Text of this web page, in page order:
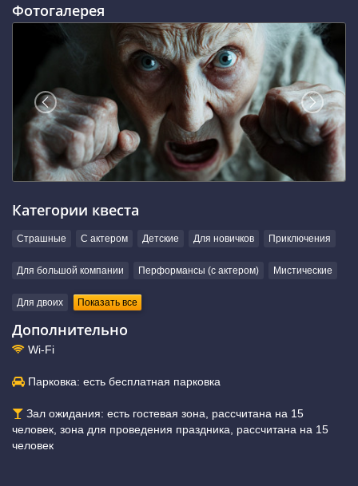
Фотогалерея
Категории квеста
Страшные С актером Детские Для новичков Приключения
Для большой компании Перформансы (с актером) Мистические
Для двоих Показать все
Дополнительно
Wi-Fi
Парковка: есть бесплатная парковка
Зал ожидания: есть гостевая зона, рассчитана на 15
человек, зона для проведения праздника, рассчитана на 15
человек